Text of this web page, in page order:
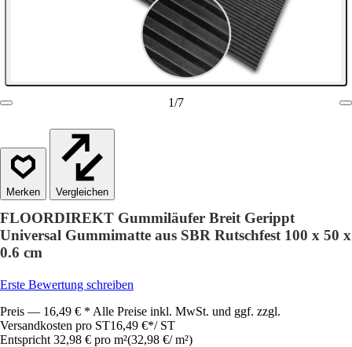
1/7
Vergleichen
FLOORDIREKT Gummiläufer Breit Gerippt
Universal Gummimatte aus SBR Rutschfest 100 x 50 x
0.6 cm
Erste Bewertung schreiben
Preis — 16,49 € * Alle Preise inkl. MwSt. und ggf. zzgl.
Versandkosten pro ST16,49 €*/ ST
Entspricht 32,98 € pro m²(32,98 €/ m²)